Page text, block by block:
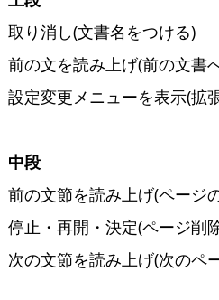
取り消し(文書名をつける)
前の文を読み上げ(前の文書
設定変更メニューを表示(拡
中段
前の文節を読み上げ(ページ
停止・再開・決定(ページ削
次の文節を読み上げ(次のペ